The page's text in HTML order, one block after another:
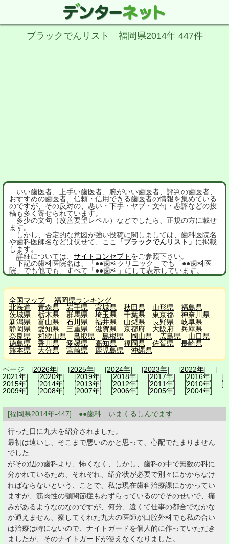
ブラックでんリスト 福岡県2014年 447件
いい歯医者、上手い歯医者、腕がいい歯医者、評判の歯医者、
おすすめの歯医者、信頼・信用できる歯医者の情報を集めている
のですが、その反対の、悪い・下手・ヤブ・文句・悪評などの投
稿も多く寄せられています。
多少の文句（改善要望レベル）などでしたら、正規の方に載せ
ます。
しかし、否定的な意図が強い投稿に関しましては、歯科医院名
や歯科医師名などは伏せて、ここ
「ブラックでんリスト」 に掲載
します。
詳細については、 サイトコンセプト をご参照下さい。
下記の歯科医院名は、「●●歯科クリニック」でも「●●歯科医
院」でも他でも、すべて「●●歯科」にして表示しています。
全国マップ
福岡県ランキング
北海道
青森県 岩手県 宮城県 秋田県 山形県
福島県
茨城県
栃木県 群馬県 埼玉県 千葉県 東京都
神奈川県
新潟県
富山県 石川県 福井県 山梨県 長野県
岐阜県
静岡県
愛知県 三重県 滋賀県 京都府 大阪府
兵庫県
奈良県
和歌山県 鳥取県 島根県 岡山県 広島県
山口県
徳島県
香川県 愛媛県 高知県 福岡県 佐賀県
長崎県
熊本県
大分県 宮崎県 鹿児島県 沖縄県
ページ [2026年] [2025年] [2024年] [2023年] [2022年] [
2021年] [2020年] [2019年] [2018年] [2017年] [2016年] [
2015年] [2014年] [2013年] [2012年] [2011年] [2010年] [
2009年] [2008年] [2007年] [2006年] [2005年] [2004年]
[福岡県2014年-447] ●●歯科 いまくるしんでます
行った日に九大を紹介されました。
最初は遠いし、そこまで悪いのかと思って、心配でたまりません
でした
がその辺の歯科より、怖くなく、しかし、歯科の中で無数の科に
分かれているため、それぞれ、紹介状が必要で別々にかからなけ
ればならないという、ことで、私は現在歯科治療課にかかってい
ますが、筋肉性の顎関節症もわずらっているのでそのせいで、痛
みがあるようなのなのですが、何分、遠くて仕事の都合でなかな
か通えません、察してくれた九大の医師が口腔外科でも私の合い
は治療は特にないので、ナイトガードを個人的に作っていただき
ましたが、そのナイトガードが使えなくなりました。